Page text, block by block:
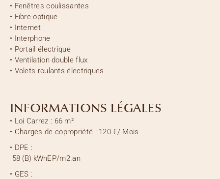
• Fenêtres coulissantes
• Fibre optique
• Internet
• Interphone
• Portail électrique
• Ventilation double flux
• Volets roulants électriques
INFORMATIONS LÉGALES
• Loi Carrez : 66 m²
• Charges de copropriété : 120 €/ Mois
• DPE :
58 (B) kWhEP/m2.an
• GES :